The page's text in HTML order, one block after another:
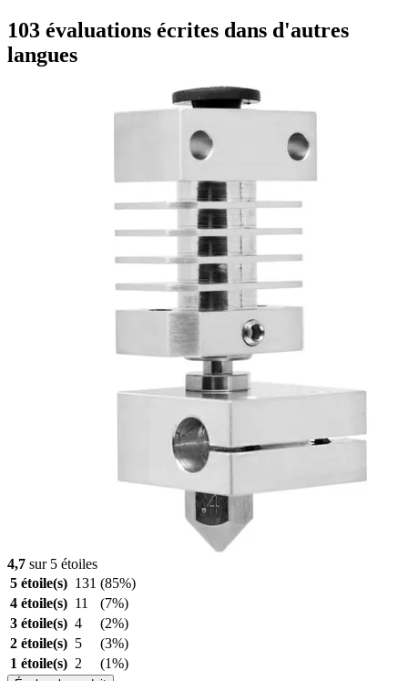
103 évaluations écrites dans d'autres
langues
4,7 sur 5 étoiles
5 étoile(s) 131 (85%)
4 étoile(s) 11
(7%)
3 étoile(s) 4
(2%)
2 étoile(s) 5
(3%)
1 étoile(s) 2 (1%)